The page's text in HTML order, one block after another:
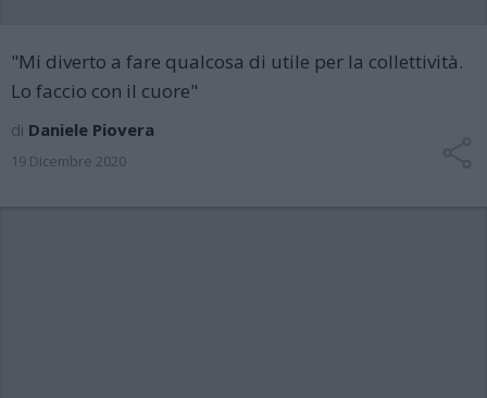
"Mi diverto a fare qualcosa di utile per la collettività.
Lo faccio con il cuore"
di Daniele Piovera
19 Dicembre 2020